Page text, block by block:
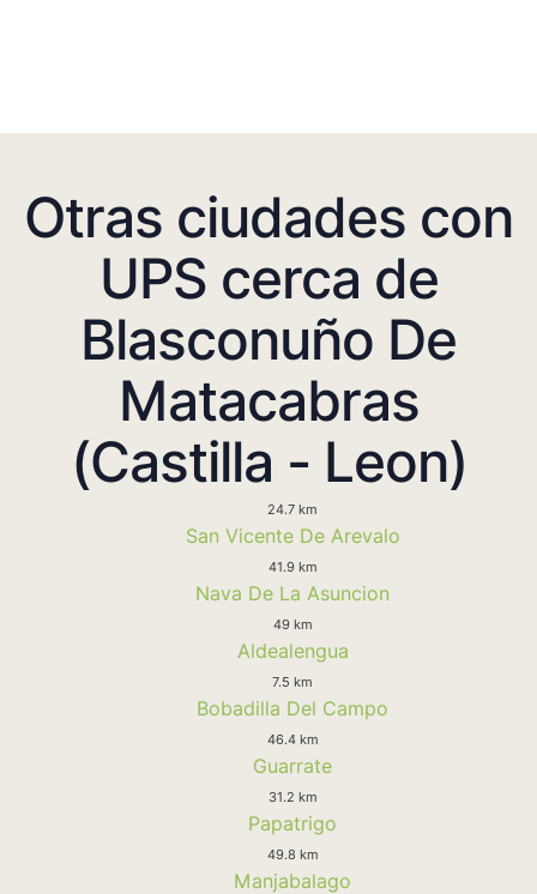
Otras ciudades con
UPS cerca de
Blasconuño De
Matacabras
(Castilla - Leon)
24.7 km
San Vicente De Arevalo
41.9 km
Nava De La Asuncion
49 km
Aldealengua
7.5 km
Bobadilla Del Campo
46.4 km
Guarrate
31.2 km
Papatrigo
49.8 km
Manjabalago